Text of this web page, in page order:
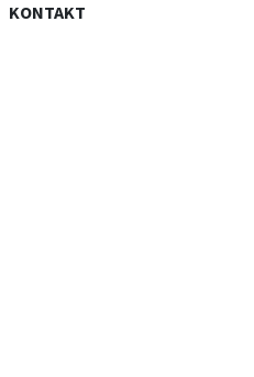
KONTAKT